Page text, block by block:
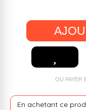
OU PAYER
En achetant ce